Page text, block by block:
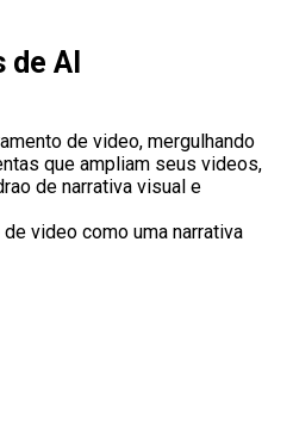
AI
de video, mergulhando
que ampliam seus videos,
de narrativa visual e
video como uma narrativa